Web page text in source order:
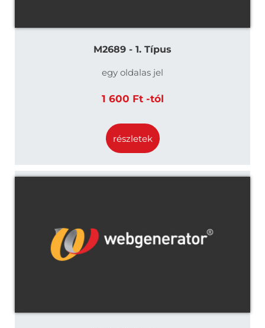
M2689 - 1. Típus
egy oldalas jel
1 600 Ft -tól
részletek